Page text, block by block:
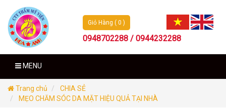
Giỏ Hàng ( 0 )
0948702288 / 0944232288
MENU
Trang chủ
CHIA SẺ
MẸO CHĂM SÓC DA MẶT HIỆU QUẢ TẠI NHÀ